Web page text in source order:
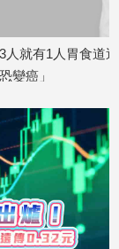
流！醫示警「拖